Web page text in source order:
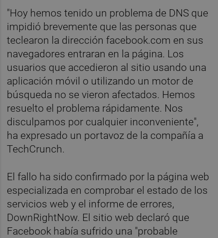
"Hoy hemos tenido un problema de DNS que
impidió brevemente que las personas que
teclearon la dirección facebook.com en sus
navegadores entraran en la página. Los
usuarios que accedieron al sitio usando una
aplicación móvil o utilizando un motor de
búsqueda no se vieron afectados. Hemos
resuelto el problema rápidamente. Nos
disculpamos por cualquier inconveniente",
ha expresado un portavoz de la compañía a
TechCrunch.
El fallo ha sido confirmado por la página web
especializada en comprobar el estado de los
servicios web y el informe de errores,
DownRightNow. El sitio web declaró que
Facebook había sufrido una "probable